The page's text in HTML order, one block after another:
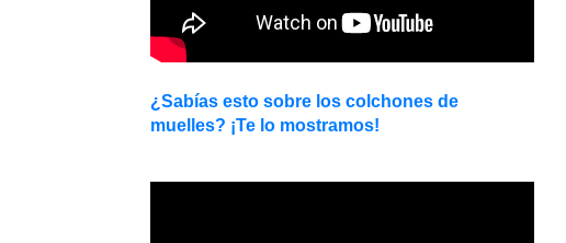
¿Sabías esto sobre los colchones de
muelles? ¡Te lo mostramos!